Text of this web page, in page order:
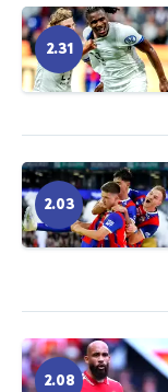
2.31
2.03
2.08